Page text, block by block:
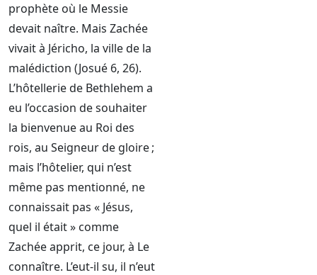
prophète où le Messie
devait naître. Mais Zachée
vivait à Jéricho, la ville de la
malédiction (Josué 6, 26).
L’hôtellerie de Bethlehem a
eu l’occasion de souhaiter
la bienvenue au Roi des
rois, au Seigneur de gloire ;
mais l’hôtelier, qui n’est
même pas mentionné, ne
connaissait pas « Jésus,
quel il était » comme
Zachée apprit, ce jour, à Le
connaître. L’eut-il su, il n’eut